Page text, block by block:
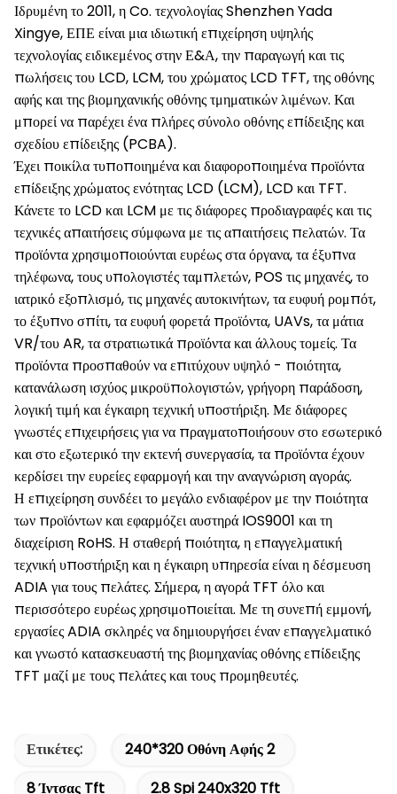
Ιδρυμένη το 2011, η Co. τεχνολογίας Shenzhen Yada
Xingye, ΕΠΕ είναι μια ιδιωτική επιχείρηση υψηλής
τεχνολογίας ειδικεμένος στην Ε&Α, την παραγωγή και τις
πωλήσεις του LCD, LCM, του χρώματος LCD TFT, της οθόνης
αφής και της βιομηχανικής οθόνης τμηματικών λιμένων. Και
μπορεί να παρέχει ένα πλήρες σύνολο οθόνης επίδειξης και
σχεδίου επίδειξης (PCBA).
Έχει ποικίλα τυποποιημένα και διαφοροποιημένα προϊόντα
επίδειξης χρώματος ενότητας LCD (LCM), LCD και TFT.
Κάνετε το LCD και LCM με τις διάφορες προδιαγραφές και τις
τεχνικές απαιτήσεις σύμφωνα με τις απαιτήσεις πελατών. Τα
προϊόντα χρησιμοποιούνται ευρέως στα όργανα, τα έξυπνα
τηλέφωνα, τους υπολογιστές ταμπλετών, POS τις μηχανές, το
ιατρικό εξοπλισμό, τις μηχανές αυτοκινήτων, τα ευφυή ρομπότ,
το έξυπνο σπίτι, τα ευφυή φορετά προϊόντα, UAVs, τα μάτια
VR/του AR, τα στρατιωτικά προϊόντα και άλλους τομείς. Τα
προϊόντα προσπαθούν να επιτύχουν υψηλό - ποιότητα,
κατανάλωση ισχύος μικροϋπολογιστών, γρήγορη παράδοση,
λογική τιμή και έγκαιρη τεχνική υποστήριξη. Με διάφορες
γνωστές επιχειρήσεις για να πραγματοποιήσουν στο εσωτερικό
και στο εξωτερικό την εκτενή συνεργασία, τα προϊόντα έχουν
κερδίσει την ευρείες εφαρμογή και την αναγνώριση αγοράς.
Η επιχείρηση συνδέει το μεγάλο ενδιαφέρον με την ποιότητα
των προϊόντων και εφαρμόζει αυστηρά IOS9001 και τη
διαχείριση RoHS. Η σταθερή ποιότητα, η επαγγελματική
τεχνική υποστήριξη και η έγκαιρη υπηρεσία είναι η δέσμευση
ADIA για τους πελάτες. Σήμερα, η αγορά TFT όλο και
περισσότερο ευρέως χρησιμοποιείται. Με τη συνεπή εμμονή,
εργασίες ADIA σκληρές να δημιουργήσει έναν επαγγελματικό
και γνωστό κατασκευαστή της βιομηχανίας οθόνης επίδειξης
TFT μαζί με τους πελάτες και τους προμηθευτές.
Ετικέτες:
240*320 Οθόνη Αφής 2
8 Ίντσας Tft
2.8 Spi 240x320 Tft